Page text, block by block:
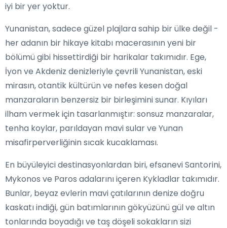
iyi bir yer yoktur.
Yunanistan, sadece güzel plajlara sahip bir ülke değil -
her adanın bir hikaye kitabı macerasının yeni bir
bölümü gibi hissettirdiği bir harikalar takımıdır. Ege,
İyon ve Akdeniz denizleriyle çevrili Yunanistan, eski
mirasın, otantik kültürün ve nefes kesen doğal
manzaraların benzersiz bir birleşimini sunar. Kıyıları
ilham vermek için tasarlanmıştır: sonsuz manzaralar,
tenha koylar, parıldayan mavi sular ve Yunan
misafirperverliğinin sıcak kucaklaması.
En büyüleyici destinasyonlardan biri, efsanevi Santorini,
Mykonos ve Paros adalarını içeren Kykladlar takımıdır.
Bunlar, beyaz evlerin mavi çatılarının denize doğru
kaskatı indiği, gün batımlarının gökyüzünü gül ve altın
tonlarında boyadığı ve taş döşeli sokakların sizi